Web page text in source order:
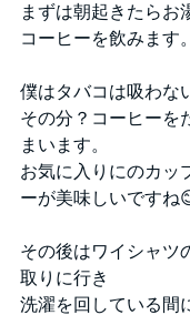
まずは朝起きたらお
コーヒーを飲みます。
僕はタバコは吸わな
その分？コーヒーを
まいます。
お気に入りにのカッ
ーが美味しいですね
その後はワイシャツ
取りに行き
洗濯を回している間